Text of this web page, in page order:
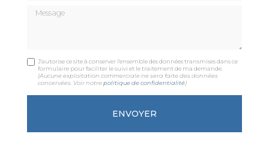
Message
J'autorise ce site à conserver l'ensemble des données transmises dans ce
formulaire pour faciliter le suivi et le traitement de ma demande.
(Aucune exploitation commerciale ne sera faite des données
concervées. Voir notrepolitique de confidentialité)